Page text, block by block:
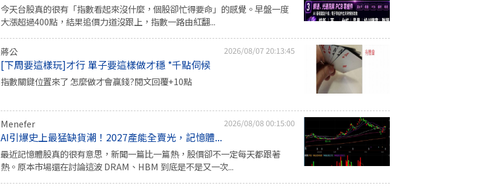
今天台股真的很有「指數看起來沒什麼，個股卻忙得要命」的感覺。早盤一度
大漲超過400點，結果追價力道沒跟上，指數一路由紅翻...
蔣公 2026/08/07 20:13:45
[下周要這樣玩]才行 單子要這樣做才穩 *千點伺候
指數關鍵位置來了 怎麼做才會贏錢?閱文回覆+10點
Menefer 2026/08/08 00:15:00
AI引爆史上最猛缺貨潮！2027產能全賣光，記憶體...
最近記憶體股真的很有意思，新聞一篇比一篇熱，股價卻不一定每天都跟著
熱。原本市場還在討論這波 DRAM、HBM 到底是不是又一次...